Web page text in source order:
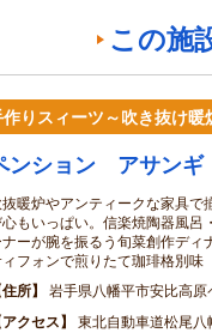
この施
りスィーツ～吹き抜け暖
ンション アサンギ
暖炉やアンティークな家具で
もいっぱい。信楽焼陶器風呂
ナーが腕を振るう旬菜創作ディ
フォンで煎りたて珈琲格別味
住所
岩手県八幡平市安比高
アクセス
東北自動車道松尾